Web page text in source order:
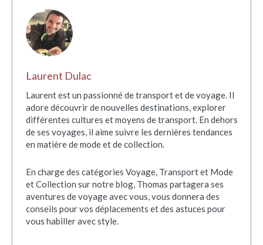
Laurent Dulac
Laurent est un passionné de transport et de voyage. Il
adore découvrir de nouvelles destinations, explorer
différentes cultures et moyens de transport. En dehors
de ses voyages, il aime suivre les dernières tendances
en matière de mode et de collection.
En charge des catégories Voyage, Transport et Mode
et Collection sur notre blog, Thomas partagera ses
aventures de voyage avec vous, vous donnera des
conseils pour vos déplacements et des astuces pour
vous habiller avec style.